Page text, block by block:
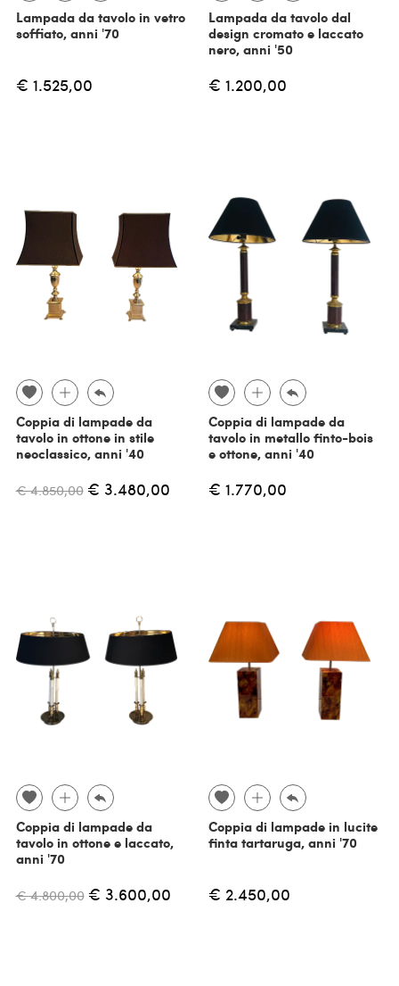
Lampada da tavolo in vetro
soffiato, anni '70
€ 1.525,00
Lampada da tavolo dal
design cromato e laccato
nero, anni '50
€ 1.200,00
Coppia di lampade da
tavolo in ottone in stile
neoclassico, anni '40
€ 4.850,00 € 3.480,00
Coppia di lampade da
tavolo in metallo finto-bois
e ottone, anni '40
€ 1.770,00
Coppia di lampade da
tavolo in ottone e laccato,
anni '70
€ 4.800,00 € 3.600,00
Coppia di lampade in lucite
finta tartaruga, anni '70
€ 2.450,00